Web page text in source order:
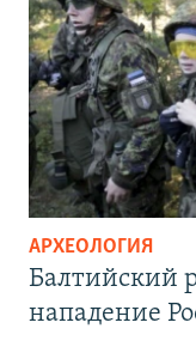
АРХЕОЛОГИЯ
Балтийский
нападение